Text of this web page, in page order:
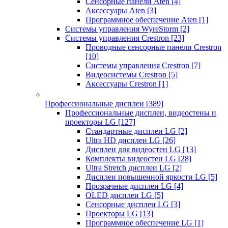
Аксессуары Aten [3]
Программное обеспечение Aten [1]
Системы управления WyreStorm [2]
Системы управления Crestron [23]
Проводные сенсорные панели Crestron
[10]
Системы управления Crestron [7]
Видеосистемы Crestron [5]
Аксессуары Crestron [1]
Профессиональные дисплеи [389]
Профессиональные дисплеи, видеостены и
проекторы LG [127]
Стандартные дисплеи LG [2]
Ultra HD дисплеи LG [26]
Дисплеи для видеостен LG [13]
Комплекты видеостен LG [28]
Ultra Stretch дисплеи LG [2]
Дисплеи повышенной яркости LG [5]
Прозрачные дисплеи LG [4]
OLED дисплеи LG [5]
Сенсорные дисплеи LG [3]
Проекторы LG [13]
Программное обеспечение LG [1]